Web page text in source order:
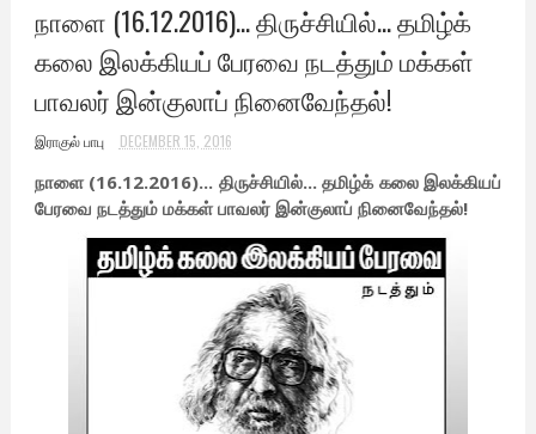
நாளை (16.12.2016)... திருச்சியில்... தமிழ்க்
கலை இலக்கியப் பேரவை நடத்தும் மக்கள்
பாவலர் இன்குலாப் நினைவேந்தல்!
இராகுல் பாபு DECEMBER 15, 2016
நாளை (16.12.2016)... திருச்சியில்... தமிழ்க் கலை இலக்கியப்
பேரவை நடத்தும் மக்கள் பாவலர் இன்குலாப் நினைவேந்தல்!